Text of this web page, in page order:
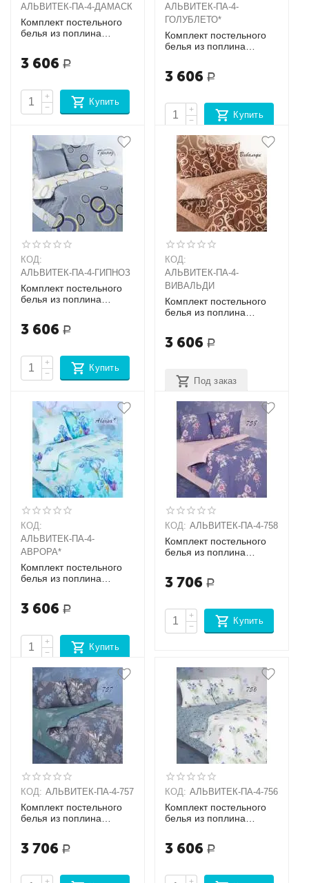
АЛЬВИТЕК-ПA-4-ДАМАСК
Комплект постельного
белья из поплина
3 606 Р
+
−
Купить
АЛЬВИТЕК-ПA-4-
ГОЛУБЛЕТО*
Комплект постельного
белья из поплина
3 606 Р
+
−
Купить
КОД:
АЛЬВИТЕК-ПA-4-ГИПНОЗ
Комплект постельного
белья из поплина
3 606 Р
+
−
Купить
КОД:
АЛЬВИТЕК-ПA-4-
ВИВАЛЬДИ
Комплект постельного
белья из поплина
3 606 Р
Под заказ
КОД:
АЛЬВИТЕК-ПA-4-
АВРОРА*
Комплект постельного
белья из поплина
3 606 Р
+
−
Купить
КОД: АЛЬВИТЕК-ПA-4-758
Комплект постельного
белья из поплина
3 706 Р
+
−
Купить
КОД: АЛЬВИТЕК-ПA-4-757
Комплект постельного
белья из поплина
3 706 Р
КОД: АЛЬВИТЕК-ПA-4-756
Комплект постельного
белья из поплина
3 606 Р